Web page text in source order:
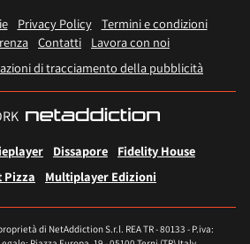
Privacy Policy
Termini e condizioni
Contatti
Lavora con noi
di tracciamento della pubblicità
Dissapore
Fidelity House
Pizza
Multiplayer Edizioni
di NetAddiction S.r.l. REA TR - 80133 - P.iva: